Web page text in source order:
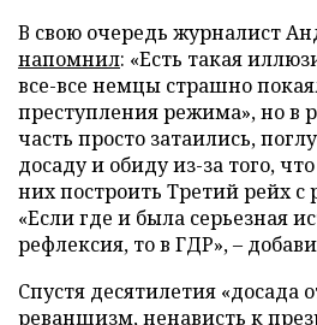
В свою очередь журналист
напомнил: «Есть такая
все-все немцы страшно
преступления режима», но в
часть просто затаились,
досаду и обиду из-за того,
них построить Третий рейх с
«Если где и была серьезная
рефлексия, то в ГДР», –
Спустя десятилетия «досада
реваншизм, ненависть к